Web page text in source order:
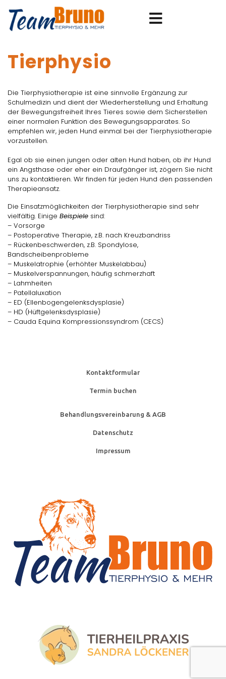
Tierphysio
Die Tierphysiotherapie ist eine sinnvolle Ergänzung zur
Schulmedizin und dient der Wiederherstellung und Erhaltung
der Bewegungsfreiheit Ihres Tieres sowie dem Sicherstellen
einer normalen Funktion des Bewegungsapparates. So
empfehlen wir, jeden Hund einmal bei der Tierphysiotherapie
vorzustellen.
Egal ob sie einen jungen oder alten Hund haben, ob ihr Hund
ein Angsthase oder eher ein Draufgänger ist, zögern Sie nicht
uns zu kontaktieren. Wir finden für jeden Hund den passenden
Therapieansatz.
Die Einsatzmöglichkeiten der Tierphysiotherapie sind sehr
vielfältig. Einige Beispiele sind:
– Vorsorge
– Postoperative Therapie, z.B. nach Kreuzbandriss
– Rückenbeschwerden, z.B. Spondylose,
Bandscheibenprobleme
– Muskelatrophie (erhöhter Muskelabbau)
– Muskelverspannungen, häufig schmerzhaft
– Lahmheiten
– Patellaluxation
– ED (Ellenbogengelenksdysplasie)
– HD (Hüftgelenksdysplasie)
– Cauda Equina Kompressionssyndrom (CECS)
Kontaktformular
Termin buchen
Behandlungsvereinbarung & AGB
Datenschutz
Impressum